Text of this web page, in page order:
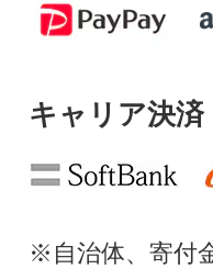
キャリア決済
※自治体、寄付